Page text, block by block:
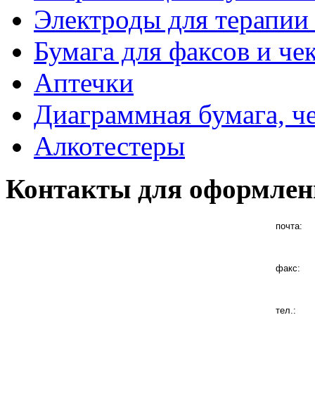
Электроды для
Бумага для факсов и
Аптечки
Диаграммная бумага,
Алкотестеры
Контакты для
почта:
факс:
тел.: